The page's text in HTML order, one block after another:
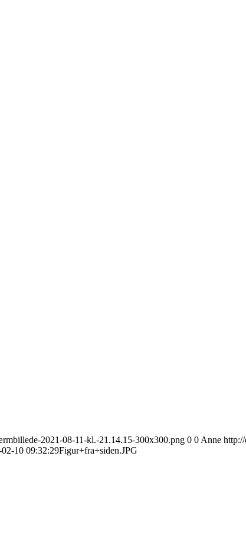
2021-08-11-kl.-21.14.15-300x300.png 0 0 Anne
02-10 09:32:29Figur+fra+siden.JPG